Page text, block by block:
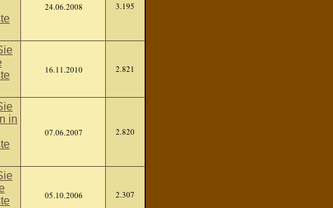
24.06.2008 3.195
16.11.2010 2.821
07.06.2007 2.820
05.10.2006 2.307